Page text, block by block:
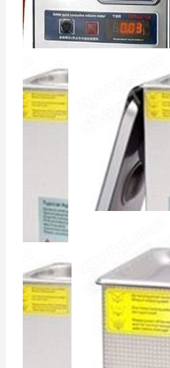
更新时间：2026-05-
22
HOT
￥9999
更新时间：2025-04-
13
HOT
面议